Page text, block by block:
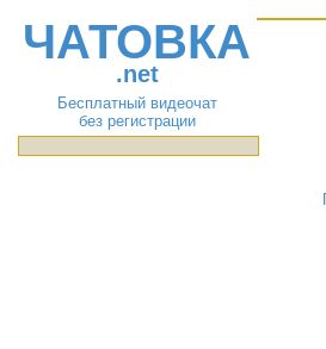
ЧАТОВКА
.net
Бесплатный видеочат
без регистрации